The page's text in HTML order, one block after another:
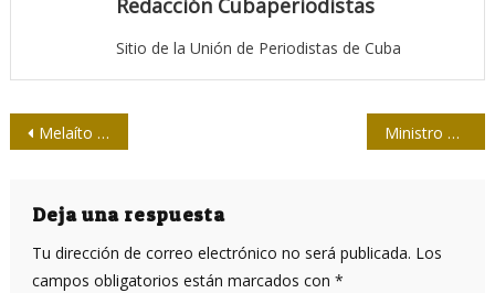
Redacción Cubaperiodistas
Sitio de la Unión de Periodistas de Cuba
Navegación
entradas
Melaíto soplará 48 velas en Salón de Humor Gráfico en Villa Clara Ministro alemán pide mano dura contra noticias falsas en Internet
Deja una respuesta
Tu dirección de correo electrónico no será publicada. Los
campos obligatorios están marcados con *